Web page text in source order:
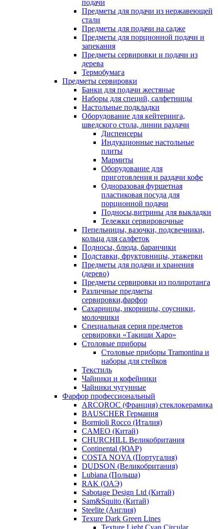
подачи
Предметы для подачи из нержавеющей
стали
Предметы для подачи на садже
Предметы для порционной подачи и
запекания
Предметы сервировки и подачи из
дерева
Термобумага
Предметы сервировки
Банки для подачи жестяные
Наборы для специй, салфетницы
Настольные подкладки
Оборудование для кейтеринга,
шведского стола, линии раздачи
Диспенсеры
Индукционные настольные
плиты
Мармиты
Оборудование для
приготовления и раздачи кофе
Одноразовая фуршетная
пластиковая посуда для
порционной подачи
Подносы,витрины для выкладки
Тележки сервировочные
Пепельницы, вазочки, подсвечники,
кольца для салфеток
Подносы, блюда, баранчики
Подставки, фруктовницы, этажерки
Предметы для подачи и хранения
(дерево)
Предметы сервировки из полиротанга
Различные предметы
сервировки,фарфор
Сахарницы, икорницы, соусники,
молочники
Специальная серия предметов
сервировки «Такиши Харо»
Столовые приборы
Столовые приборы Trаmоntina и
наборы для стейков
Текстиль
Чайники и кофейники
Чайники чугунные
Фарфор профессиональный
ARCOROC (Франция) стеклокерамика
BAUSCHER Германия
Bormioli Rocco (Италия)
CAMEO (Китай)
CHURCHILL Великобритания
Continental (ЮАР)
COSTA NOVA (Португалия)
DUDSON (Великобритания)
Lubiana (Польша)
RAK (ОАЭ)
Sabotage Design Ltd (Китай)
Sam&Squito (Китай)
Steelite (Англия)
Texure Dark Green Lines
Texture Light Cyan Circular